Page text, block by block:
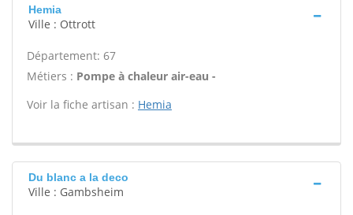
Hemia
Ville : Ottrott
Département: 67
Métiers : Pompe à chaleur air-eau -
Voir la fiche artisan : Hemia
Du blanc a la deco
Ville : Gambsheim